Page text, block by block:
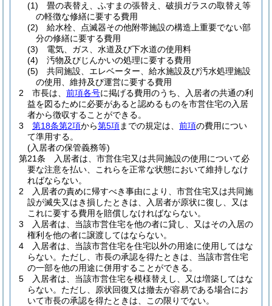
(1)
畳の表替え、ふすまの張替え、破損ガラスの取替え等
の軽徴な修繕に要する費用
(2)
給水栓、点滅器その他附帯施設の構造上重要でない部
分の修繕に要する費用
(3)
電気、ガス、水道及び下水道の使用料
(4)
汚物及びじんかいの処理に要する費用
(5)
共同施設、エレベーター、給水施設及び汚水処理施設
の使用、維持及び運営に要する費用
2
市長は、 前項各号に掲げる費用のうち、入居者の共通の利
益を図るために必要があると認めるものを市営住宅の入居
者から徴収することができる。
3
第18条第2項から第5項までの規定は、 前項の費用につい
て準用する。
(入居者の保管義務等)
第21条
入居者は、市営住宅又は共同施設の使用について必
要な注意を払い、これらを正常な状態において維持しなけ
ればならない。
2
入居者の責めに帰すべき事由により、市営住宅又は共同施
設が滅失又はき損したときは、入居者が原状に復し、又は
これに要する費用を賠償しなければならない。
3
入居者は、当該市営住宅を他の者に貸し、又はその入居の
権利を他の者に譲渡してはならない。
4
入居者は、当該市営住宅を住宅以外の用途に使用してはな
らない。 ただし、市長の承認を得たときは、当該市営住宅
の一部を他の用途に併用することができる。
5
入居者は、当該市営住宅を模様替えし、又は増築してはな
らない。 ただし、原状回復又は撤去が容易である場合にお
いて市長の承認を得たときは、この限りでない。